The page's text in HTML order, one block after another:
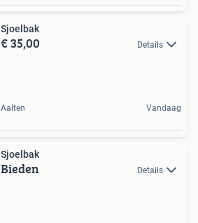
Sjoelbak
€ 35,00 Details
Aalten Vandaag
Sjoelbak
Bieden Details